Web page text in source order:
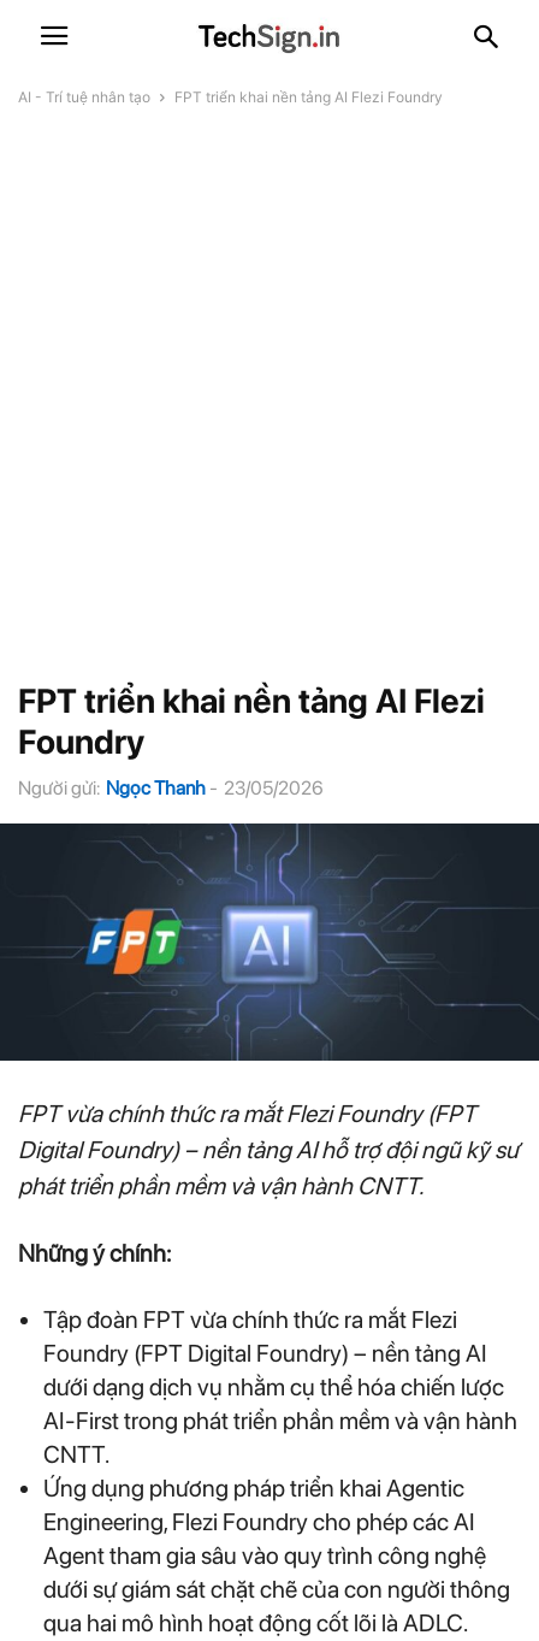
AI - Trí tuệ nhân tạo FPT triển khai nền tảng AI Flezi Foundry
FPT triển khai nền tảng AI Flezi
Foundry
Người gửi: Ngọc Thanh - 23/05/2026
FPT vừa chính thức ra mắt Flezi Foundry (FPT
Digital Foundry) – nền tảng AI hỗ trợ đội ngũ kỹ sư
phát triển phần mềm và vận hành CNTT.
Những ý chính:
Tập đoàn FPT vừa chính thức ra mắt Flezi
Foundry (FPT Digital Foundry) – nền tảng AI
dưới dạng dịch vụ nhằm cụ thể hóa chiến lược
AI-First trong phát triển phần mềm và vận hành
CNTT.
Ứng dụng phương pháp triển khai Agentic
Engineering, Flezi Foundry cho phép các AI
Agent tham gia sâu vào quy trình công nghệ
dưới sự giám sát chặt chẽ của con người thông
qua hai mô hình hoạt động cốt lõi là ADLC.